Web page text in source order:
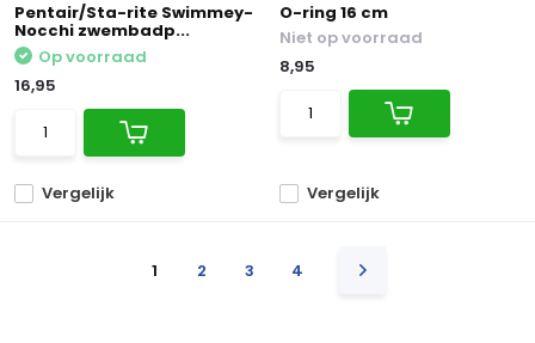
Pentair/Sta-rite Swimmey-
Nocchi zwembadp...
Vergelijk
Op voorraad
16,95
O-ring 16 cm
Vergelijk
Niet op voorraad
8,95
1 2 3 4